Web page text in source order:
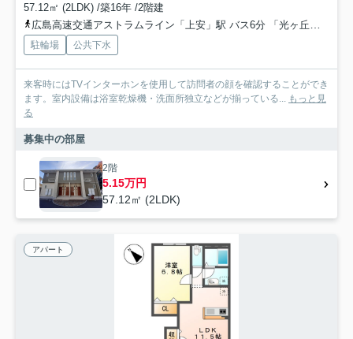
57.12㎡ (2LDK) /築16年 /2階建
広島高速交通アストラムライン「上安」駅 バス6分 「光ヶ丘団地口」 停歩6分
駐輪場 公共下水
来客時にはTVインターホンを使用して訪問者の顔を確認することができ
ます。室内設備は浴室乾燥機・洗面所独立などが揃っている... もっと見
る
募集中の部屋
2階
5.15万円
57.12㎡ (2LDK)
アパート